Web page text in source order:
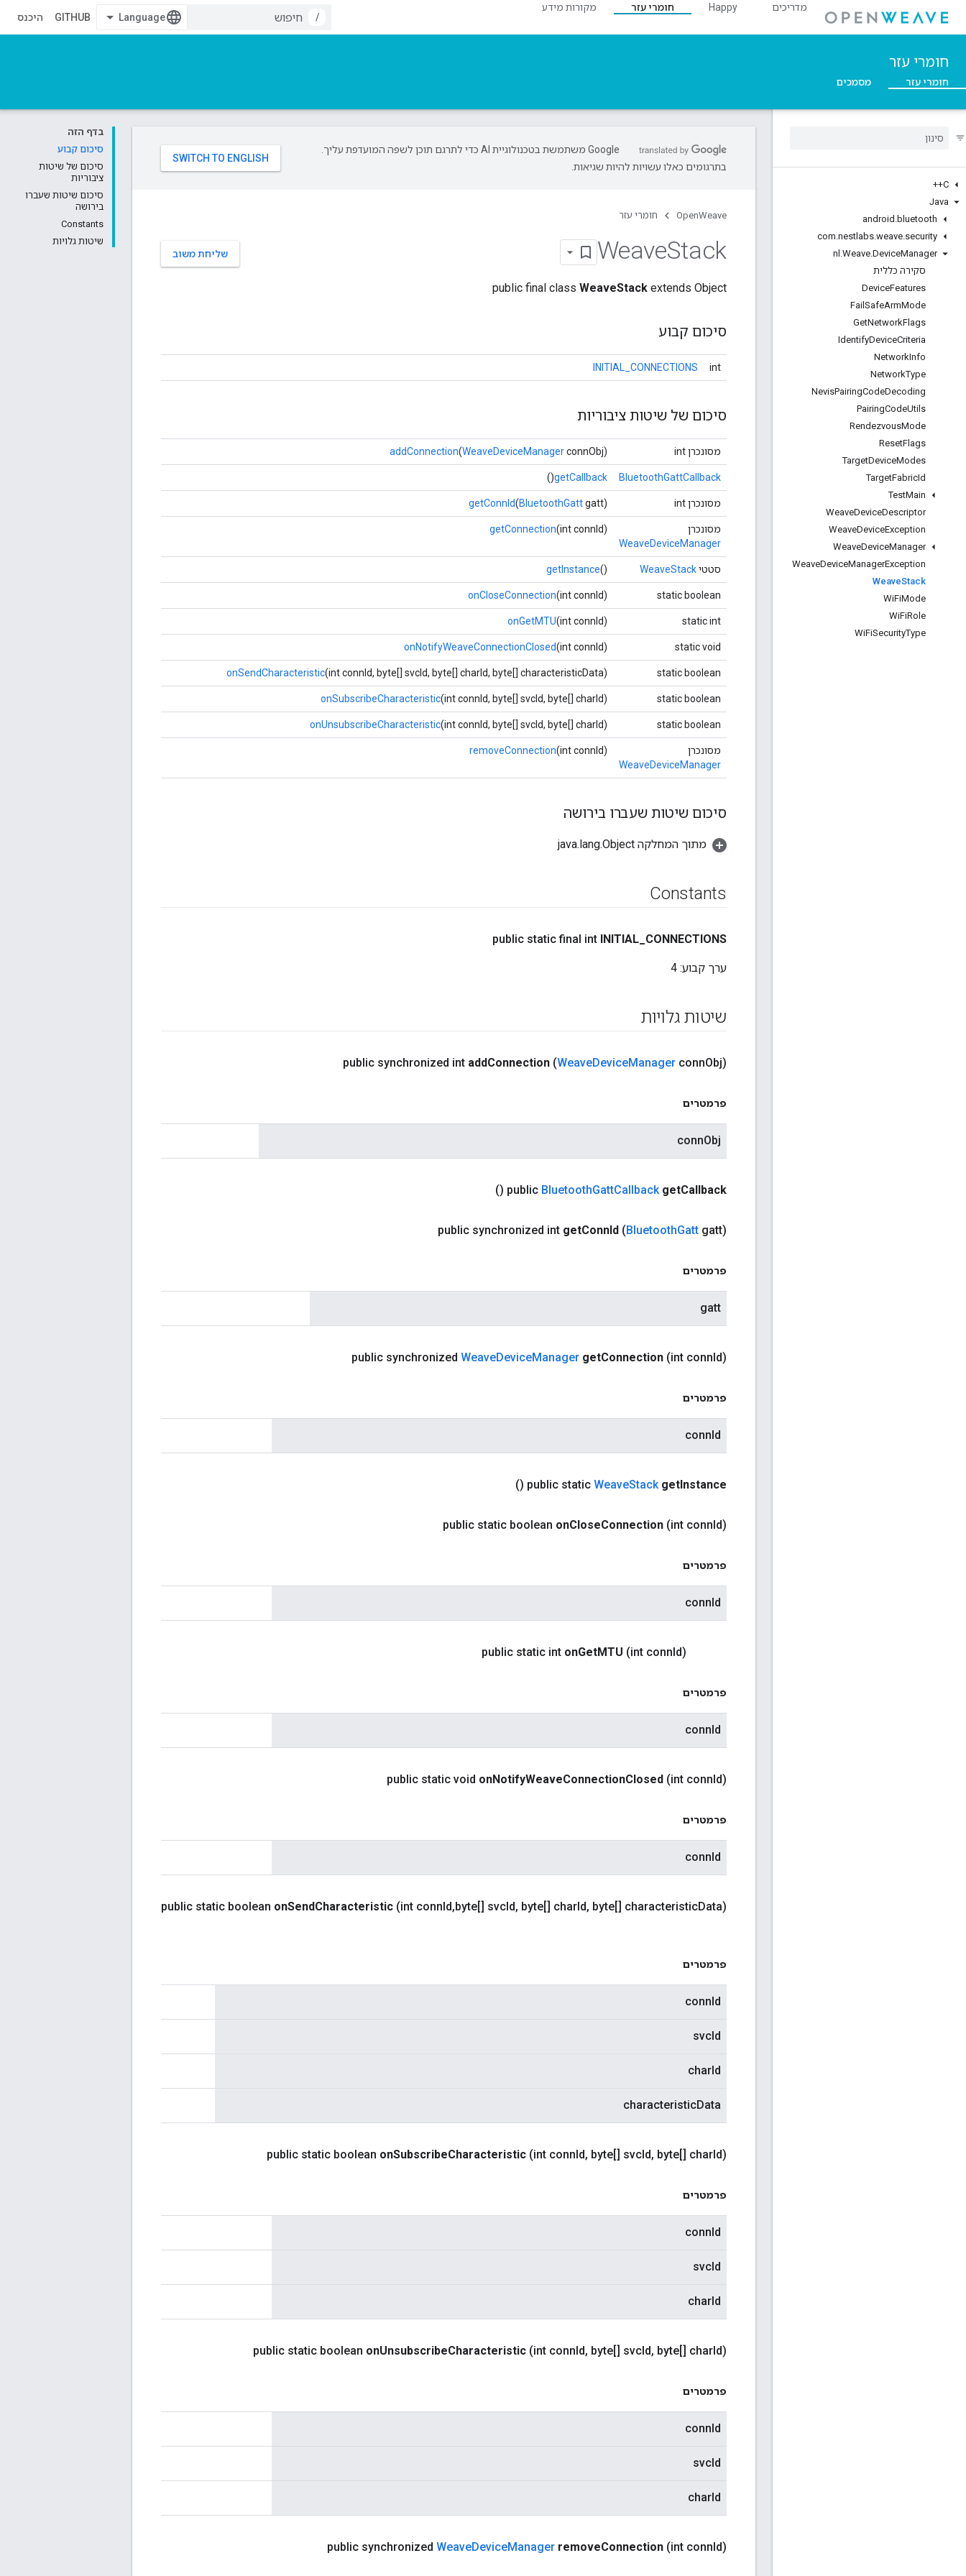
מדריכים Happy חומרי עזר
מקורות מידע
/
GITHUB היכנס
חומרי עזר
חומרי עזר מסמכים
C++
Java
android .bluetooth
com.nestlabs.weave.security
nl .Weave.DeviceManager
סקירה כללית
DeviceFeatures
Fail SafeArmMode
GetNetworkFlags
IdentifyDeviceCriteria
NetworkInfo
NetworkType
NevisPairingCodeDecoding
PairingCodeUtils
RendezvousMode
ResetFlags
TargetDeviceModes
TargetFabricId
TestMain
WeaveDeviceDescriptor
WeaveDeviceException
WeaveDeviceManager
WeaveDeviceManagerException
WeaveStack
WiFiMode
WiFiRole
WiFiSecurityType
בדף הזה
סיכום קבוע
סיכום של שיטות
ציבוריות
סיכום שיטות שעברו
בירושה
Constants
שיטות גלויות
‫Google משתמשת בטכנולוגיית AI כדי לתרגם תוכן לשפה המועדפת עליך.
בתרגומים כאלו עשויות להיות שגיאות.
OpenWeave חומרי עזר
שליחת משוב WeaveStack
public final class WeaveStack extends Object
סיכום קבוע
int
INITIAL_CONNECTIONS
סיכום של שיטות ציבוריות
מסונכרן int addConnection(WeaveDeviceManagerconnObj)
BluetoothGattCallback
getCallback
()
מסונכרן int getConnId(BluetoothGattgatt)
מסונכרן
WeaveDeviceManager
getConnection(int connId)
סטטיWeaveStack
getInstance()
static boolean
onCloseConnection(int connId)
static int
onGetMTU(int connId)
static void
onNotifyWeaveConnectionClosed(int connId)
static boolean
onSendCharacteristic(int connId, byte[] svcId, byte[] charId, byte[] characteristicData)
static boolean
onSubscribeCharacteristic(int connId, byte[] svcId, byte[] charId)
static boolean
onUnsubscribeCharacteristic(int connId, byte[] svcId, byte[] charId)
מסונכרן
WeaveDeviceManager
removeConnection(int connId)
סיכום שיטות שעברו בירושה
מתוך המחלקה java.lang.Object
Constants
public static final int INITIAL CONNECTIONS
ערך קבוע: 4
שיטות גלויות
public synchronized int addConnection (WeaveDeviceManager connObj)
פרמטרים
connObj
public BluetoothGattCallback getCallback
()
public synchronized int getConnId (BluetoothGatt gatt)
פרמטרים
gatt
public synchronized WeaveDeviceManager getConnection (int connId)
פרמטרים
connId
public static WeaveStack getInstance
()
public static boolean onCloseConnection (int connId)
פרמטרים
connId
public static int onGetMTU (int connId)
פרמטרים
connId
public static void onNotifyWeaveConnectionClosed (int connId)
פרמטרים
connId
public static boolean onSendCharacteristic (int connId,byte[] svcId, byte[] charId, byte[] characteristicData)
פרמטרים
connId
svcId
charId
characteristicData
public static boolean onSubscribeCharacteristic (int connId, byte[] svcId, byte[] charId)
פרמטרים
connId
svcId
charId
public static boolean onUnsubscribeCharacteristic (int connId, byte[] svcId, byte[] charId)
פרמטרים
connId
svcId
charId
public synchronized WeaveDeviceManager removeConnection (int connId)